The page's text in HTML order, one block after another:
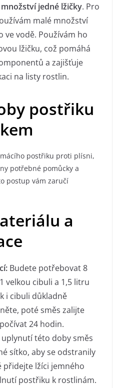
jedné lžičky. Pro
malé množství
ve vodě. Používám ho
lžičku, což pomáhá
a zajišťuje
na listy rostlin.
postřiku
postřiku proti plísni,
potřebné pomůcky a
postup vám zaručí
a
Budete potřebovat 8
velkou cibuli a 1,5 litru
i cibuli důkladně
poté směs zalijte
24 hodin.
uplynutí této doby směs
sítko, aby se odstranily
přidejte lžíci jemného
postřiku k rostlinám.